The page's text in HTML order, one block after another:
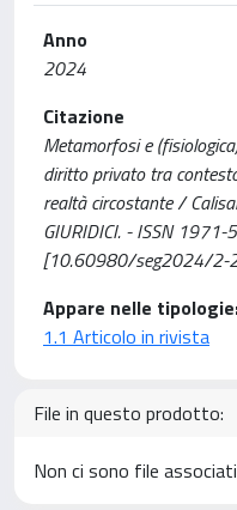
Anno
2024
Citazione
Metamorfosi e
diritto privato tra
realtà circostante /
GIURIDICI. - ISSN
[10.60980/seg2024/2-
Appare nelle
1.1 Articolo in rivista
File in questo prodotto:
Non ci sono file